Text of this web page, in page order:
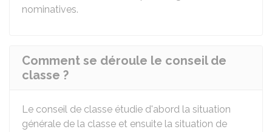
nominatives.
Comment se déroule le conseil de
classe ?
Le conseil de classe étudie d'abord la situation
générale de la classe et ensuite la situation de